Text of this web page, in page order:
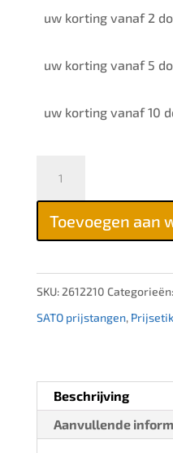
uw korting vanaf 2
uw korting vanaf 5
uw korting vanaf 10
mm,
wit,
permanent,
36
rollen
aantal
Toevoegen aan
SKU: 2612210 Categorieën:
SATO prijstangen,
Beschrijving
Aanvullende